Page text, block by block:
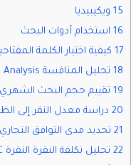
15 ويكيبيديا
16 استخدام أدوات البحث
17 كيفية اختيار الكلمة المفتاحية لمتجرك؟
18 تحليل المنافسة Competition Analysis
19 تقييم حجم البحث الشهري
20 دراسة معدل النقر إلى الظهور CTR
21 تحديد مدى التوافق التجاري للكلمة
22 تحليل تكلفة النقرة النقرة CPC